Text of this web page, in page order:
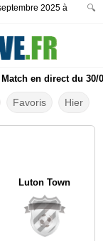
2025 à
🔍
en direct du 30/
Favoris Hier
Luton Town